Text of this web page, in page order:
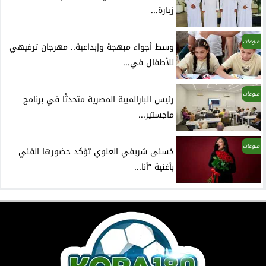
زيارة...
منوعات
وسط أجواء مبهجة وإبداعية.. مهرجان ترفيهي
للأطفال في...
منوعات
رئيس البارالمبية المصرية متحدثًا في برنامج
ماجستير...
منوعات
حُسنى شريفي العلوي تؤكد حضورها الفني
بأغنية ”أنا...